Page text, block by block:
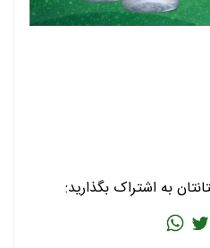
به اشتراک بگذارید: